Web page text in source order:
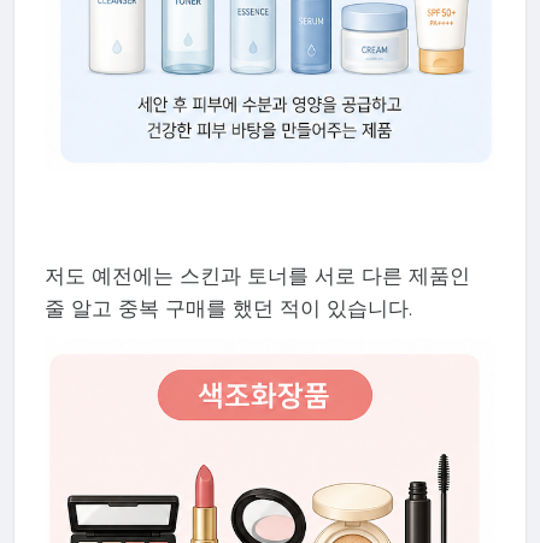
저도 예전에는 스킨과 토너를 서로 다른 제품인
줄 알고 중복 구매를 했던 적이 있습니다.